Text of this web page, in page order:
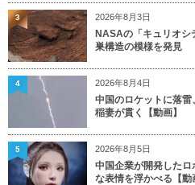
2026年8月3日
NASAの「キュリオシ
巣構造の模様を発見
3
2026年8月4日
中国のロケットに落
稲妻が貫く【動画】
4
2026年8月5日
中国企業が開発した
な表情を浮かべる【動
5